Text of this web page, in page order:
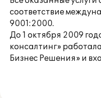
соответствие
9001:2000.
До 1 октября 2009
консалтинг»
Бизнес Решения» и